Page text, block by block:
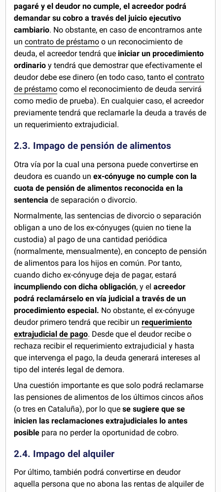
pagaré y el deudor no cumple, el acreedor podrá
demandar su cobro a través del juicio ejecutivo
cambiario. No obstante, en caso de encontrarnos ante
uncontrato de préstamo o un reconocimiento de
deuda, el acreedor tendrá que iniciar un procedimiento
ordinario y tendrá que demostrar que efectivamente el
deudor debe ese dinero (en todo caso, tanto elcontrato
de préstamo como el reconocimiento de deuda servirá
como medio de prueba). En cualquier caso, el acreedor
previamente tendrá que reclamarle la deuda a través de
un requerimiento extrajudicial.
2.3. Impago de pensión de alimentos
Otra vía por la cual una persona puede convertirse en
deudora es cuando unex-cónyuge no cumple con la
cuota de pensión de alimentos reconocida en la
sentencia de separación o divorcio.
Normalmente, las sentencias de divorcio o separación
obligan a uno de los ex-cónyuges (quien no tiene la
custodia) al pago de una cantidad periódica
(normalmente, mensualmente), en concepto de pensión
de alimentos para los hijos en común. Por tanto,
cuando dicho ex-cónyuge deja de pagar, estará
incumpliendo con dicha obligación, y elacreedor
podrá reclamárselo en vía judicial a través de un
procedimiento especial. No obstante, el ex-cónyuge
deudor primero tendrá que recibir unrequerimiento
extrajudicial de pago. Desde que el deudor recibe o
rechaza recibir el requerimiento extrajudicial y hasta
que intervenga el pago, la deuda generará intereses al
tipo del interés legal de demora.
Una cuestión importante es que solo podrá reclamarse
las pensiones de alimentos de los últimos cincos años
(o tres en Cataluña), por lo quese sugiere que se
inicien las reclamaciones extrajudiciales lo antes
posible para no perder la oportunidad de cobro.
2.4. Impago del alquiler
Por último, también podrá convertirse en deudor
aquella persona que no abona las rentas de alquiler de